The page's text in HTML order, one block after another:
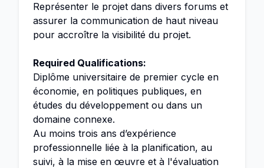
Représenter le projet dans divers forums et
assurer la communication de haut niveau
pour accroître la visibilité du projet.
Required Qualifications:
Diplôme universitaire de premier cycle en
économie, en politiques publiques, en
études du développement ou dans un
domaine connexe.
Au moins trois ans d’expérience
professionnelle liée à la planification, au
suivi, à la mise en œuvre et à l'évaluation